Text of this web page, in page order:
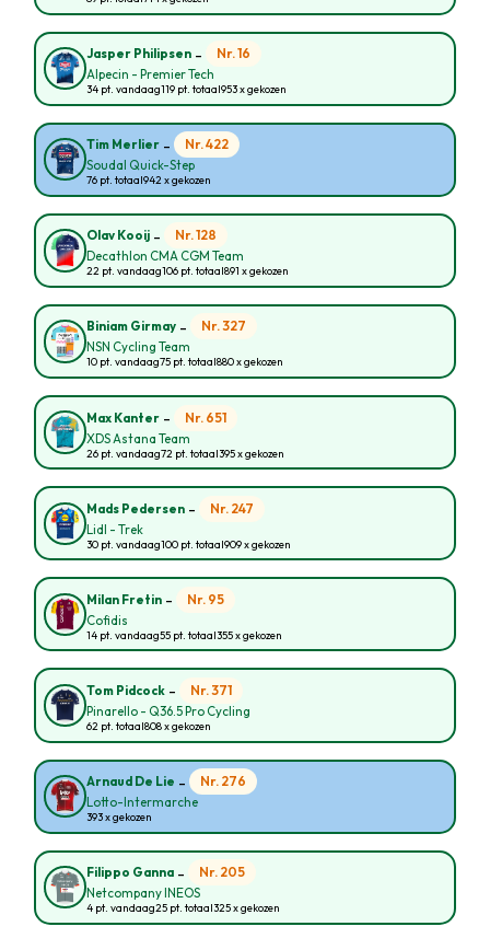
Jasper Philipsen - Nr. 16
Alpecin - Premier Tech
34 pt. vandaag119 pt. totaal953 x gekozen
Tim Merlier - Nr. 422
Soudal Quick-Step
76 pt. totaal942 x gekozen
Olav Kooij - Nr. 128
Decathlon CMA CGM Team
22 pt. vandaag106 pt. totaal891 x gekozen
Biniam Girmay - Nr. 327
NSN Cycling Team
10 pt. vandaag75 pt. totaal880 x gekozen
Max Kanter - Nr. 651
XDS Astana Team
26 pt. vandaag72 pt. totaal395 x gekozen
Mads Pedersen - Nr. 247
Lidl - Trek
30 pt. vandaag100 pt. totaal909 x gekozen
Milan Fretin - Nr. 95
Cofidis
14 pt. vandaag55 pt. totaal355 x gekozen
Tom Pidcock - Nr. 371
Pinarello - Q36.5 Pro Cycling
62 pt. totaal808 x gekozen
Arnaud De Lie - Nr. 276
Lotto-Intermarche
393 x gekozen
Filippo Ganna - Nr. 205
Netcompany INEOS
4 pt. vandaag25 pt. totaal325 x gekozen